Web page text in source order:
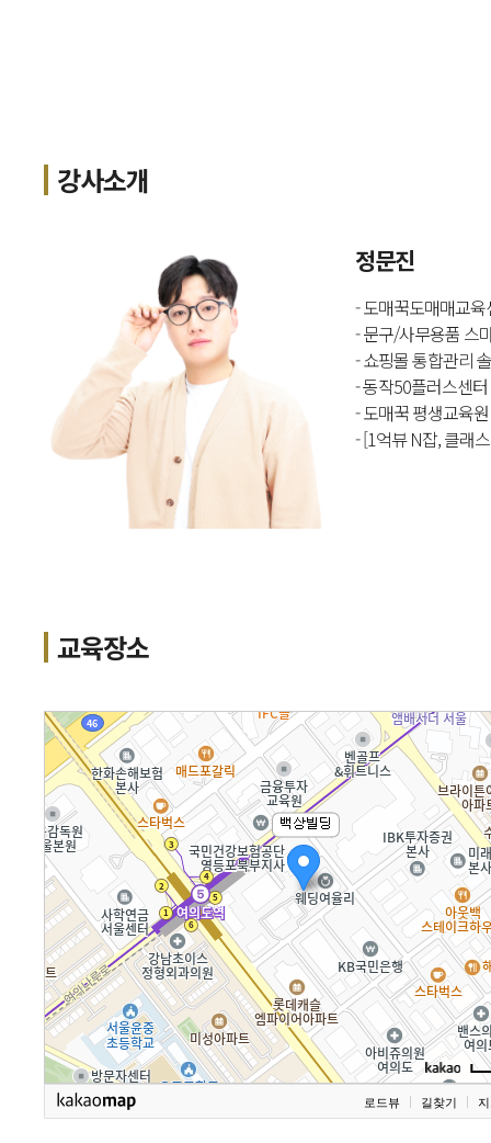
강사소개
정문진
- 도매꾹도매매교
- 문구/사무용품 스
- 쇼핑몰 통합관리
- 동작50플러스센
- 도매꾹 평생교육
- [1억뷰 N잡, 클래
교육장소
로드뷰 길찾기